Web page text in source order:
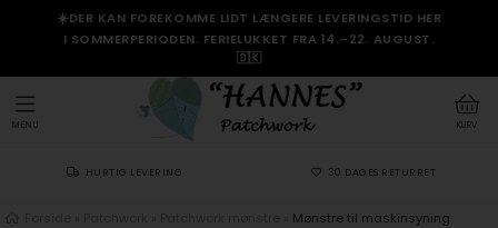
☀️DER KAN FOREKOMME LIDT LÆNGERE LEVERINGSTID HER
I SOMMERPERIODEN. FERIELUKKET FRA 14.–22. AUGUST.
🇩🇰
KURV
MENU
HURTIG LEVERING 30 DAGES RETURRET
Mønstre til maskinsyning